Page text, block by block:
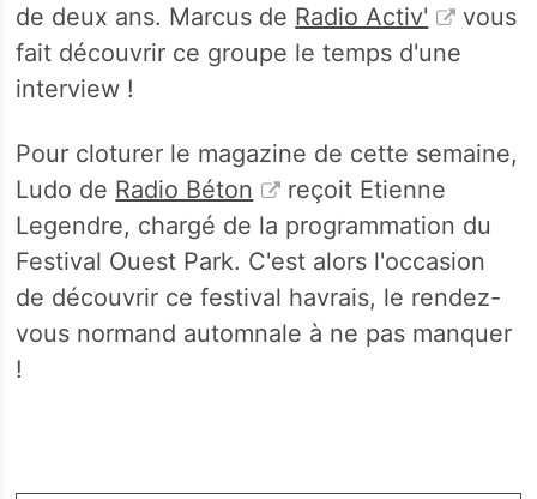
de deux ans. Marcus de Radio Activ'
vous
fait découvrir ce groupe le temps d'une
interview !
Pour cloturer le magazine de cette semaine,
Ludo de Radio Béton
reçoit Etienne
Legendre, chargé de la programmation du
Festival Ouest Park. C'est alors l'occasion
de découvrir ce festival havrais, le rendez-
vous normand automnale à ne pas manquer
!